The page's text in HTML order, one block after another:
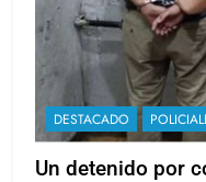
DESTACADO
Un detenido por